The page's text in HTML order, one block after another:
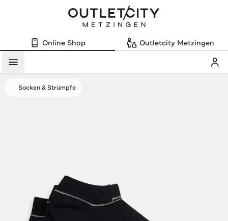
Online Shop Outletcity Metzingen
Menü
Socken & Strümpfe